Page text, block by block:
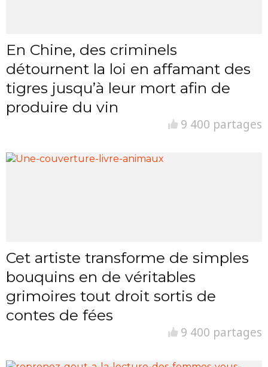
En Chine, des criminels
détournent la loi en affamant des
tigres jusqu’à leur mort afin de
produire du vin
9 400 partages
Cet artiste transforme de simples
bouquins en de véritables
grimoires tout droit sortis de
contes de fées
9 400 partages